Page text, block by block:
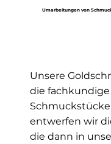
Umarbeitungen von
Unsere
die
entwerfen wir
die dann in